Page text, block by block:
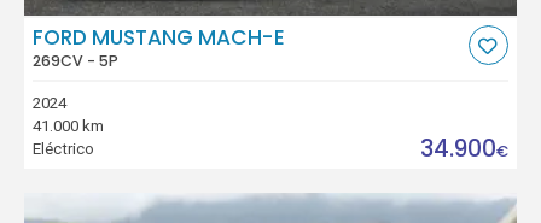
FORD MUSTANG MACH-E
269CV - 5P
2024
41.000 km
Eléctrico
34.900€